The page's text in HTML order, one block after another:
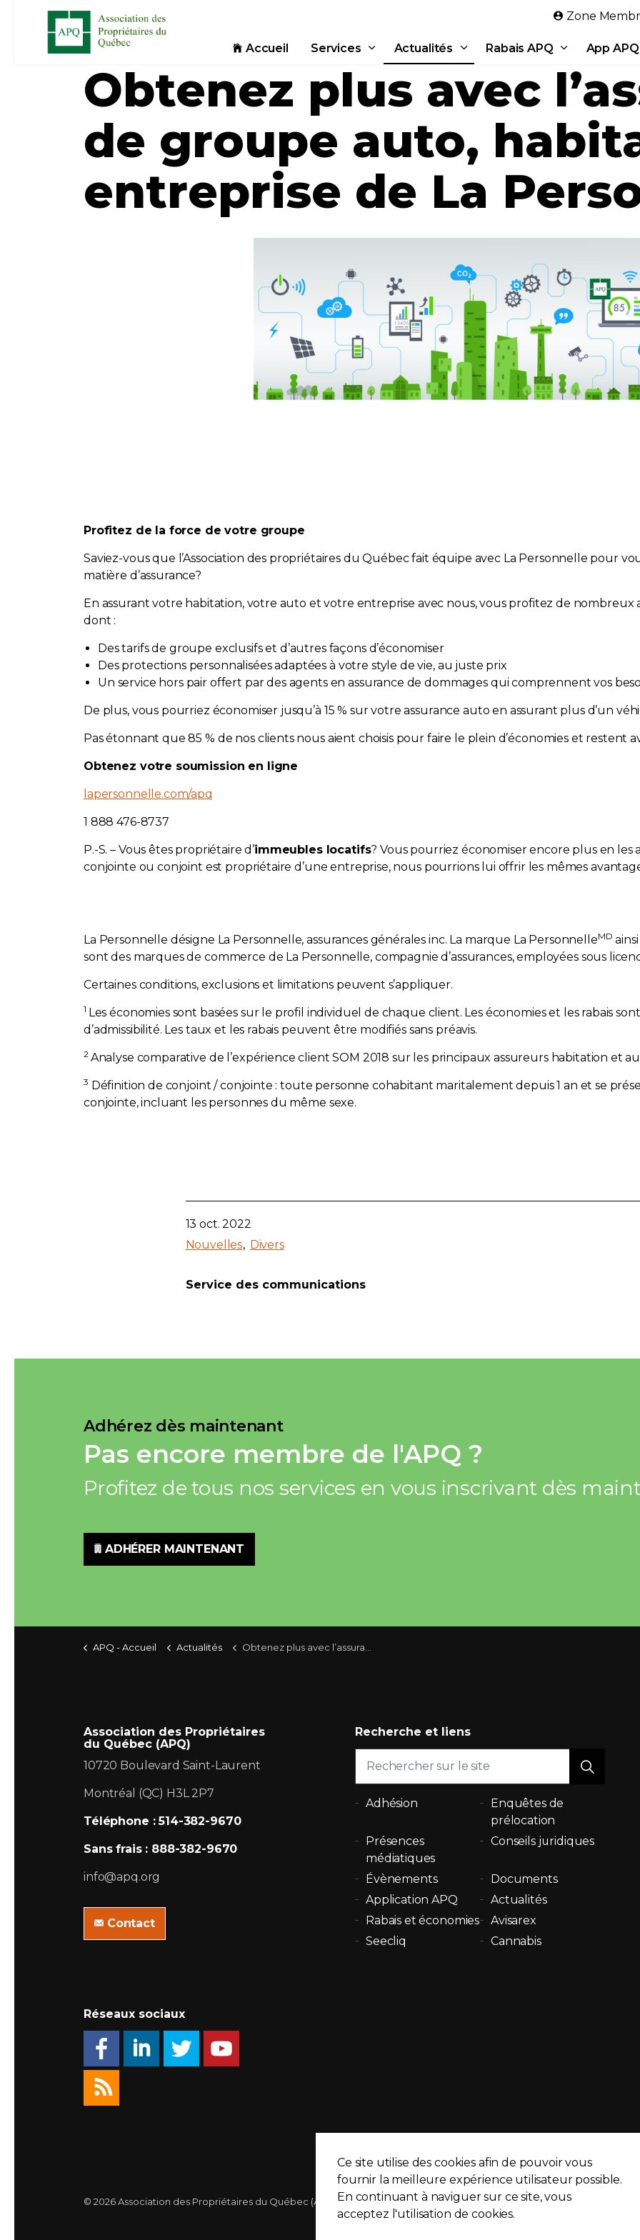
Accueil Services Actualités Rabais APQ App APQ
Zone
Obtenez plus avec
de groupe auto,
entreprise de La
Profitez de la force de votre groupe
Saviez-vous que l’Association des propriétaires du Québec fait équipe avec La Personnelle pour
matière d’assurance?
En assurant votre habitation, votre auto et votre entreprise avec nous, vous profitez de
dont :
Des tarifs de groupe exclusifs et d’autres façons d’économiser
Des protections personnalisées adaptées à votre style de vie, au juste prix
Un service hors pair offert par des agents en assurance de dommages qui comprennent vos
De plus, vous pourriez économiser jusqu’à 15 % sur votre assurance auto en assurant plus d’un
Pas étonnant que 85 % de nos clients nous aient choisis pour faire le plein d’économies et restent
Obtenez votre soumission en ligne
lapersonnelle.com/apq
1 888 476-8737
P.-S. – Vous êtes propriétaire d’immeubles locatifs? Vous pourriez économiser encore plus en les
conjointe ou conjoint est propriétaire d’une entreprise, nous pourrions lui offrir les mêmes
La Personnelle désigne La Personnelle, assurances générales inc. La marque La PersonnelleMD
sont des marques de commerce de La Personnelle, compagnie d’assurances, employées sous
Certaines conditions, exclusions et limitations peuvent s’appliquer.
1 Les économies sont basées sur le profil individuel de chaque client. Les économies et les rabais
d’admissibilité. Les taux et les rabais peuvent être modifiés sans préavis.
2 Analyse comparative de l’expérience client SOM 2018 sur les principaux assureurs habitation et
3 Définition de conjoint / conjointe : toute personne cohabitant maritalement depuis 1 an et se
conjointe, incluant les personnes du même sexe.
13 oct. 2022
Nouvelles
Divers
Service des communications
Adhérez dès maintenant
Pas encore membre de l'APQ ?
Profitez de tous nos services en vous inscrivant dès
ADHÉRER MAINTENANT
APQ - Accueil Actualités Obtenez plus avec l’assurance de groupe auto, habitation et entreprise de La Personnelle
Association des Propriétaires
du Québec (APQ)
10720 Boulevard Saint-Laurent
Montréal (QC) H3L 2P7
Téléphone : 514-382-9670
Sans frais : 888-382-9670
info@apq.org
Contact
Recherche et liens
Adhésion
Enquêtes de
prélocation
Présences
médiatiques
Conseils juridiques
Évènements
Documents
Application APQ
Actualités
Rabais et économies
Avisarex
Seecliq
Cannabis
Réseaux sociaux
© 2026 Association des Propriétaires du Québec (APQ) Politique de confidentialité Plan du site
Ce site utilise des cookies afin de pouvoir vous
fournir la meilleure expérience utilisateur possible.
En continuant à naviguer sur ce site, vous
acceptez l'utilisation de cookies.